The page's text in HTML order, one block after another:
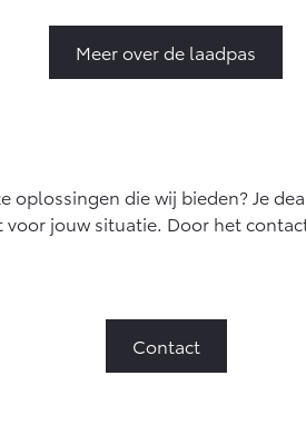
Meer over de laadpas
die wij bieden? Je
jouw situatie. Door het
Contact